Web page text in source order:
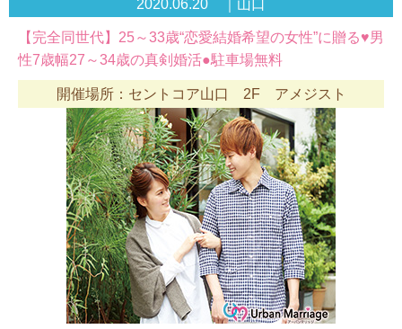
2020.06.20 ｜山口
【完全同世代】25～33歳“恋愛結婚希望の女性”に贈る♥男
性7歳幅27～34歳の真剣婚活●駐車場無料
開催場所：セントコア山口 2F アメジスト